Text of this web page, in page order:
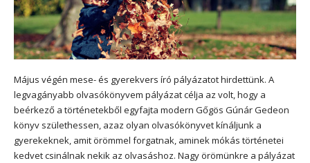
Május végén mese- és gyerekvers író pályázatot hirdettünk. A
legvagányabb olvasókönyvem pályázat célja az volt, hogy a
beérkező a történetekből egyfajta modern Gőgös Gúnár Gedeon
könyv születhessen, azaz olyan olvasókönyvet kínáljunk a
gyerekeknek, amit örömmel forgatnak, aminek mókás történetei
kedvet csinálnak nekik az olvasáshoz. Nagy örömünkre a pályázat